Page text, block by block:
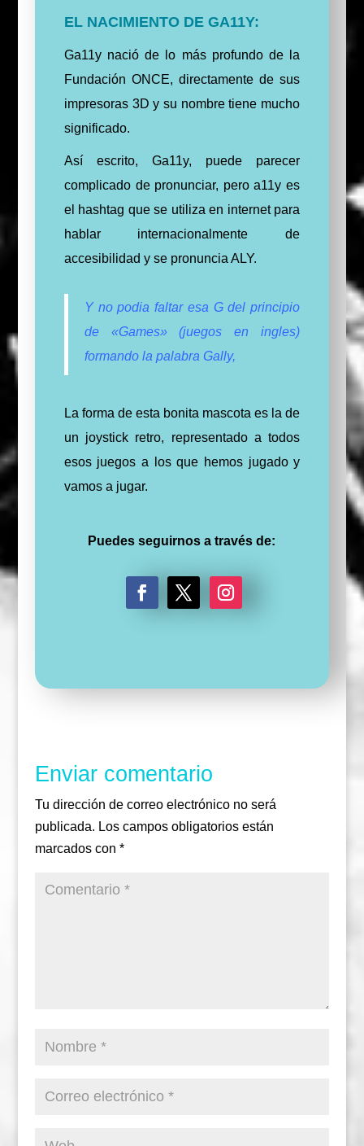
EL NACIMIENTO DE GA11Y:
Ga11y nació de lo más profundo de la
Fundación ONCE, directamente de sus
impresoras 3D y su nombre tiene mucho
significado.
Así escrito, Ga11y, puede parecer
complicado de pronunciar, pero a11y es
el hashtag que se utiliza en internet para
hablar internacionalmente de
accesibilidad y se pronuncia ALY.
Y no podia faltar esa G del principio
de «Games» (juegos en ingles)
formando la palabra Gally,
La forma de esta bonita mascota es la de
un joystick retro, representado a todos
esos juegos a los que hemos jugado y
vamos a jugar.
Puedes seguirnos a través de:
Enviar comentario
Tu dirección de correo electrónico no será
publicada. Los campos obligatorios están
marcados con *